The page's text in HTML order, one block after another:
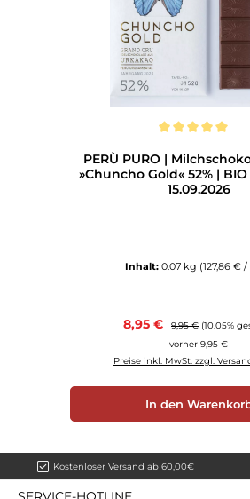
PERÙ PURO |
»Chuncho Gold« 52% | BIO | 70g MHD
15.09.2026
Inhalt: 0.07 kg (127,86 € /
Verkaufspreis:
8,95 € Regulärer Preis:
9,95 € (10.05%
vorher 9,95 €
Preise inkl. MwSt. zzgl.
In den
Kostenloser Versand ab 60,00€